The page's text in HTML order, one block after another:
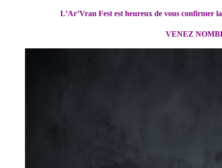
L’Ar’Vran Fest est heureux de vous confirmer
VENEZ